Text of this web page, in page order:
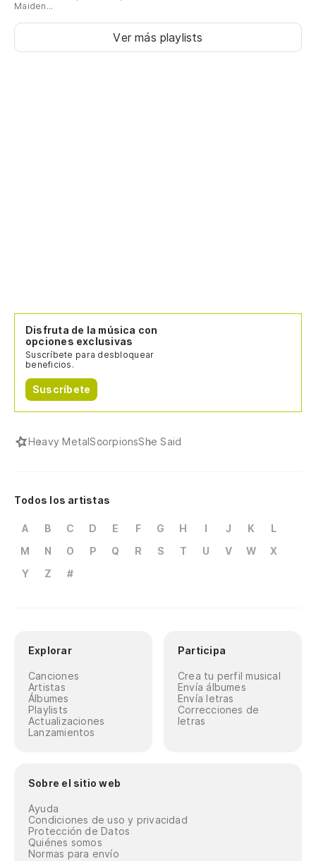
Maiden...
Ver más playlists
Disfruta de la música con
opciones exclusivas
Suscríbete para desbloquear
beneficios.
Suscríbete
Heavy MetalScorpionsShe Said
Todos los artistas
A B C D E F G H I J K
L
M
N O P Q R S T U V W
X
Y
Z #
Explorar
Canciones
Artistas
Álbumes
Playlists
Actualizaciones
Lanzamientos
Participa
Crea tu perfil musical
Envía álbumes
Envía letras
Correcciones de
letras
Sobre el sitio web
Ayuda
Condiciones de uso y privacidad
Protección de Datos
Quiénes somos
Normas para envío